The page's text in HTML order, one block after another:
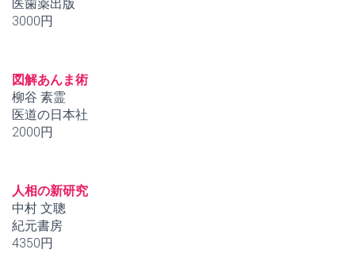
医歯薬出版
3000円
図解あんま術
柳谷 素霊
医道の日本社
2000円
人相の新研究
中村 文聰
紀元書房
4350円